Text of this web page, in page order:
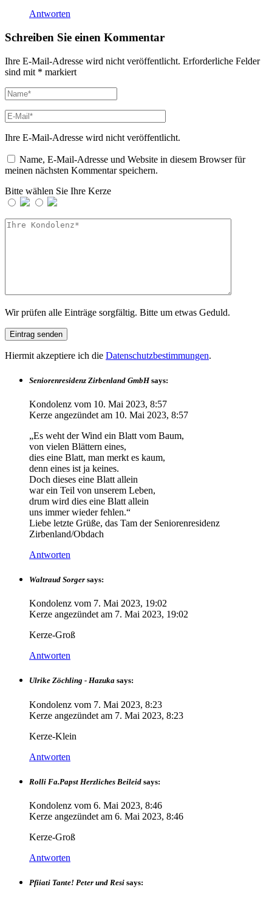
Antworten
Schreiben Sie einen Kommentar
Ihre E-Mail-Adresse wird nicht veröffentlicht. Erforderliche Felder
sind mit * markiert
Ihre E-Mail-Adresse wird nicht veröffentlicht.
Name, E-Mail-Adresse und Website in diesem Browser für
meinen nächsten Kommentar speichern.
Bitte wählen Sie Ihre Kerze
Wir prüfen alle Einträge sorgfältig. Bitte um etwas Geduld.
Hiermit akzeptiere ich die Datenschutzbestimmungen.
Seniorenresidenz Zirbenland GmbH says:
Kondolenz vom 10. Mai 2023, 8:57
Kerze angezündet am 10. Mai 2023, 8:57
„Es weht der Wind ein Blatt vom Baum,
von vielen Blättern eines,
dies eine Blatt, man merkt es kaum,
denn eines ist ja keines.
Doch dieses eine Blatt allein
war ein Teil von unserem Leben,
drum wird dies eine Blatt allein
uns immer wieder fehlen.“
Liebe letzte Grüße, das Tam der Seniorenresidenz
Zirbenland/Obdach
Antworten
Waltraud Sorger says:
Kondolenz vom 7. Mai 2023, 19:02
Kerze angezündet am 7. Mai 2023, 19:02
Kerze-Groß
Antworten
Ulrike Zöchling - Hazuka says:
Kondolenz vom 7. Mai 2023, 8:23
Kerze angezündet am 7. Mai 2023, 8:23
Kerze-Klein
Antworten
Rolli Fa.Papst Herzliches Beileid says:
Kondolenz vom 6. Mai 2023, 8:46
Kerze angezündet am 6. Mai 2023, 8:46
Kerze-Groß
Antworten
Pfiiati Tante! Peter und Resi says: